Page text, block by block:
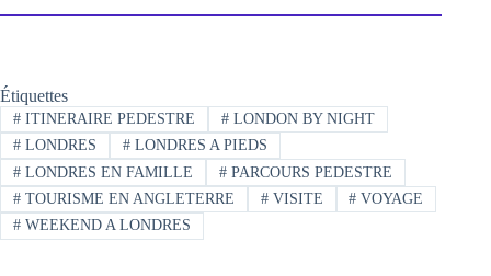
Étiquettes
#ITINERAIRE PEDESTRE #LONDON BY NIGHT
#LONDRES #LONDRES A PIEDS
#LONDRES EN FAMILLE #PARCOURS PEDESTRE
#TOURISME EN ANGLETERRE #VISITE # VOYAGE
#WEEKEND A LONDRES